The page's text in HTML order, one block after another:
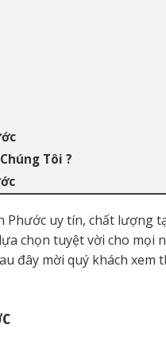
Tôi ?
uy tín, chất lượng
chọn tuyệt vời cho mọi
đây mời quý khách xem